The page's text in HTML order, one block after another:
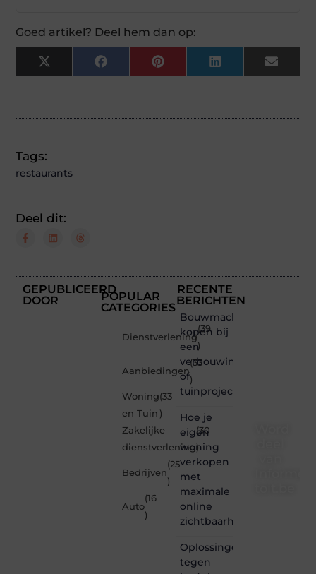
Goed artikel? Deel hem dan op:
X
(Twitter)
FacebookPinterestLinkedInEmail
Tags:
restaurants
Deel dit:
GEPUBLICEERD
DOOR
POPULAR
CATEGORIES
Dienstverlening
(39
)
Aanbiedingen
(33
)
Woning
en Tuin
(33
)
Zakelijke
dienstverlening
(30
)
Bedrijven
(25
)
Auto
(16
)
RECENTE
BERICHTEN
Bouwmachines
kopen bij
een
verbouwing
of
tuinproject
Hoe je
eigen
woning
verkopen
met
maximale
online
zichtbaarheid
Oplossingen
tegen